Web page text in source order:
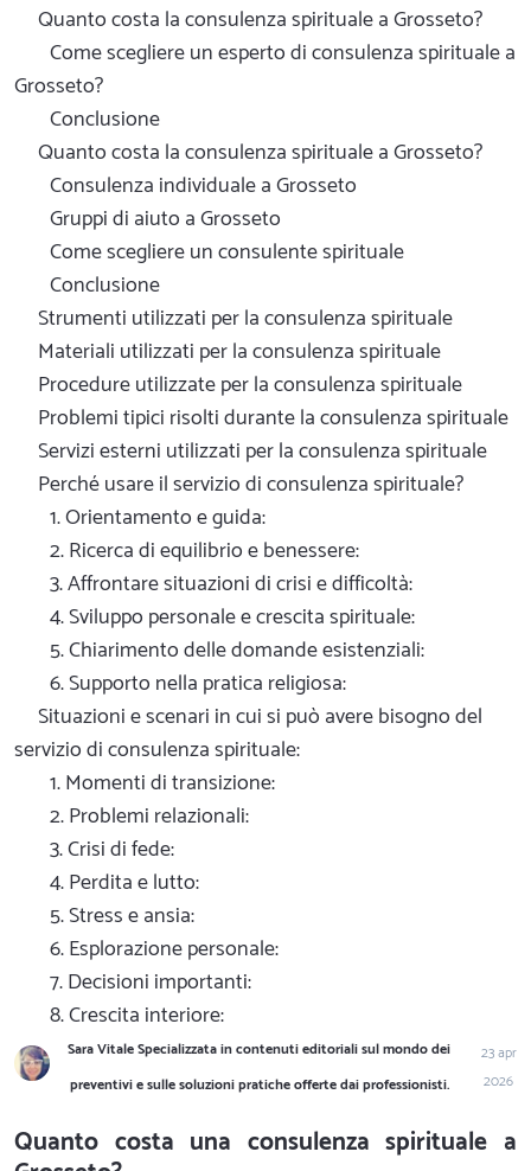
Quanto costa la consulenza spirituale a Grosseto?
Come scegliere un esperto di consulenza spirituale a
Grosseto?
Conclusione
Quanto costa la consulenza spirituale a Grosseto?
Consulenza individuale a Grosseto
Gruppi di aiuto a Grosseto
Come scegliere un consulente spirituale
Conclusione
Strumenti utilizzati per la consulenza spirituale
Materiali utilizzati per la consulenza spirituale
Procedure utilizzate per la consulenza spirituale
Problemi tipici risolti durante la consulenza spirituale
Servizi esterni utilizzati per la consulenza spirituale
Perché usare il servizio di consulenza spirituale?
1. Orientamento e guida:
2. Ricerca di equilibrio e benessere:
3. Affrontare situazioni di crisi e difficoltà:
4. Sviluppo personale e crescita spirituale:
5. Chiarimento delle domande esistenziali:
6. Supporto nella pratica religiosa:
Situazioni e scenari in cui si può avere bisogno del
servizio di consulenza spirituale:
1. Momenti di transizione:
2. Problemi relazionali:
3. Crisi di fede:
4. Perdita e lutto:
5. Stress e ansia:
6. Esplorazione personale:
7. Decisioni importanti:
8. Crescita interiore:
Sara Vitale Specializzata in contenuti editoriali sul mondo dei
preventivi e sulle soluzioni pratiche offerte dai professionisti.
23 apr
2026
Quanto costa una consulenza spirituale a